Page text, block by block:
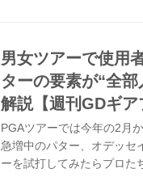
男女ツアーで使用
ターの要素が“全
解説【週刊GDギア
PGAツアーでは今年の2月
急増中のパター、オデッセ
ーを試打してみたらプロた